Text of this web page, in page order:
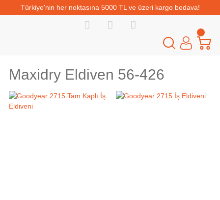
Türkiye'nin her noktasına 5000 TL ve üzeri kargo bedava!
Maxidry Eldiven 56-426